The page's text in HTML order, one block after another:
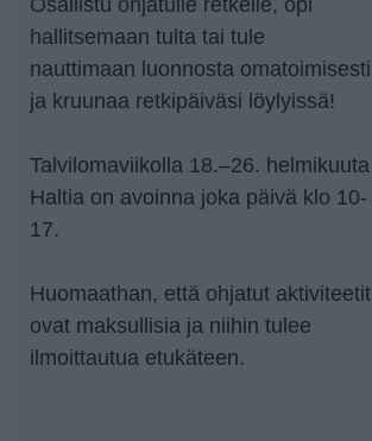
hallitsemaan tulta tai tule
nauttimaan luonnosta omatoimisesti
ja kruunaa retkipäiväsi löylyissä!
Talvilomaviikolla 18.–26. helmikuuta
Haltia on avoinna joka päivä klo 10-
17.
Huomaathan, että ohjatut aktiviteetit
ovat maksullisia ja niihin tulee
ilmoittautua etukäteen.